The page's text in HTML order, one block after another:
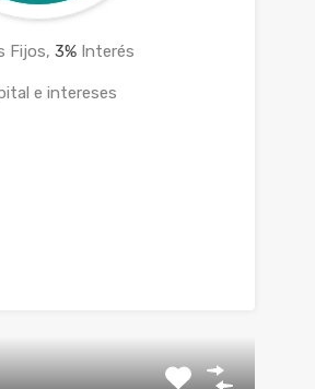
Fijos,3% Interés
e intereses